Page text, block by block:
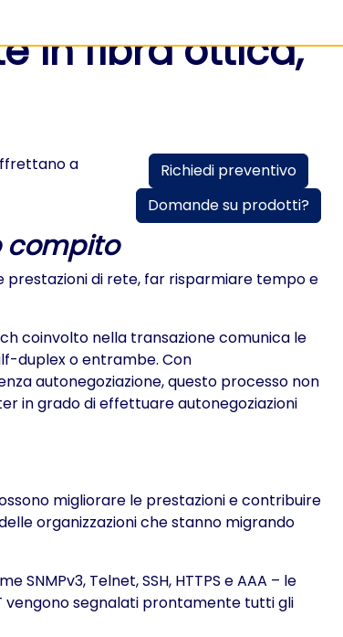
in fibra ottica,
a
Richiedi preventivo
Domande su prodotti?
compito
prestazioni di rete, far risparmiare tempo e
coinvolto nella transazione comunica le
duplex o entrambe. Con
autonegoziazione, questo processo non
in grado di effettuare autonegoziazioni
migliorare le prestazioni e contribuire
organizzazioni che stanno migrando
Telnet, SSH, HTTPS e AAA – le
vengono segnalati prontamente tutti gli